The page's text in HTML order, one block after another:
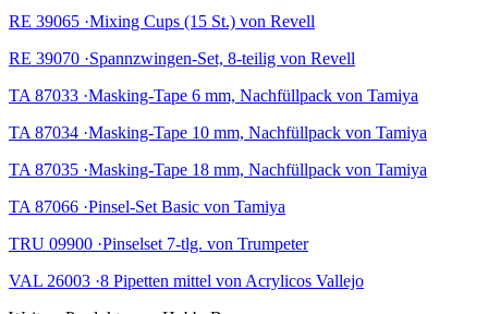
RE 39065 ·Mixing Cups (15 St.) von Revell
RE 39070 ·Spannzwingen-Set, 8-teilig von Revell
TA 87033 ·Masking-Tape 6 mm, Nachfüllpack von Tamiya
TA 87034 ·Masking-Tape 10 mm, Nachfüllpack von Tamiya
TA 87035 ·Masking-Tape 18 mm, Nachfüllpack von Tamiya
TA 87066 ·Pinsel-Set Basic von Tamiya
TRU 09900 ·Pinselset 7-tlg. von Trumpeter
VAL 26003 ·8 Pipetten mittel von Acrylicos Vallejo